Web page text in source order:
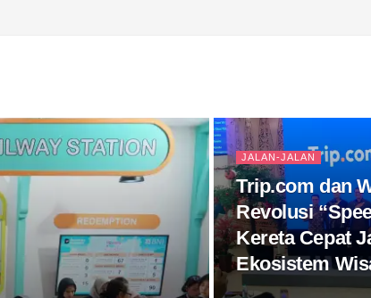
JALAN-JALAN
Trip.com dan
Revolusi
Kereta Cepat
Ekosistem